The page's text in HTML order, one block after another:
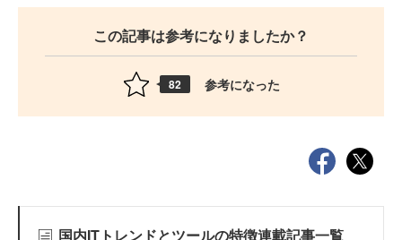
この記事は参考になりましたか？
82 参考になった
国内ITトレンドとツールの特徴連載記事一覧